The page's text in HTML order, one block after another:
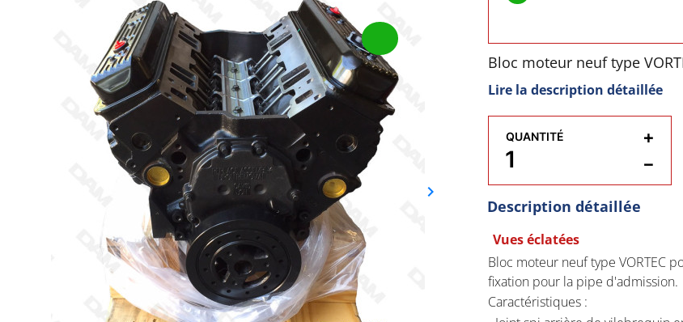
Suivant
keyboard_arrow_right
Bloc moteur neuf type
8 vis de fixation pour la pipe
Caractéristiques :
- Joint spi arrière de
- 8 vis de fixation pour la
- Cache culbuteurs fixation
- Rotation standard :
- Sans trou de perçage pour
Lire la description détaillée
QUANTITÉ
−
+
Description détaillée
Vues éclatées
Bloc moteur neuf type VORTEC
fixation pour la pipe d'admission.
Caractéristiques :